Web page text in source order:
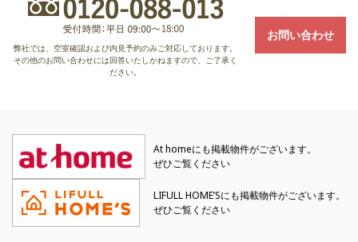
弊社では、空室確認および内見予約のみご対応しております。
その他のお問い合わせには回答いたしかねますので、ご了承く
ださい。
お問い合わせ
At homeにも掲載物件がございます。
ぜひご覧ください
LIFULL HOME’Sにも掲載物件がございます。
ぜひご覧ください